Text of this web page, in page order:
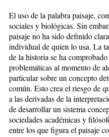
El uso de la palabra paisaje,
sociales y biológicas. Sin
paisaje no ha sido definido
individual de quien lo usa. La
de la historia se ha
problemáticas al momento de
particular sobre un concepto
común. Esto crea el riesgo de
a las derivadas de la
de desarrollar un sistema
sociedades académicas y
entre los que figura el paisaje